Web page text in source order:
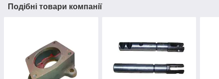
Подібні товари компанії